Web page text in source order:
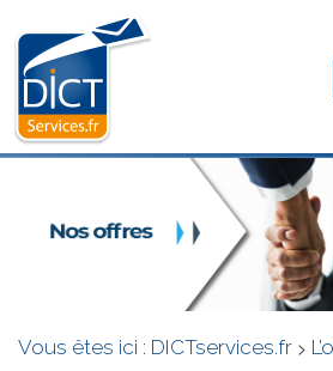
Vous êtes ici : DICTservices.fr >